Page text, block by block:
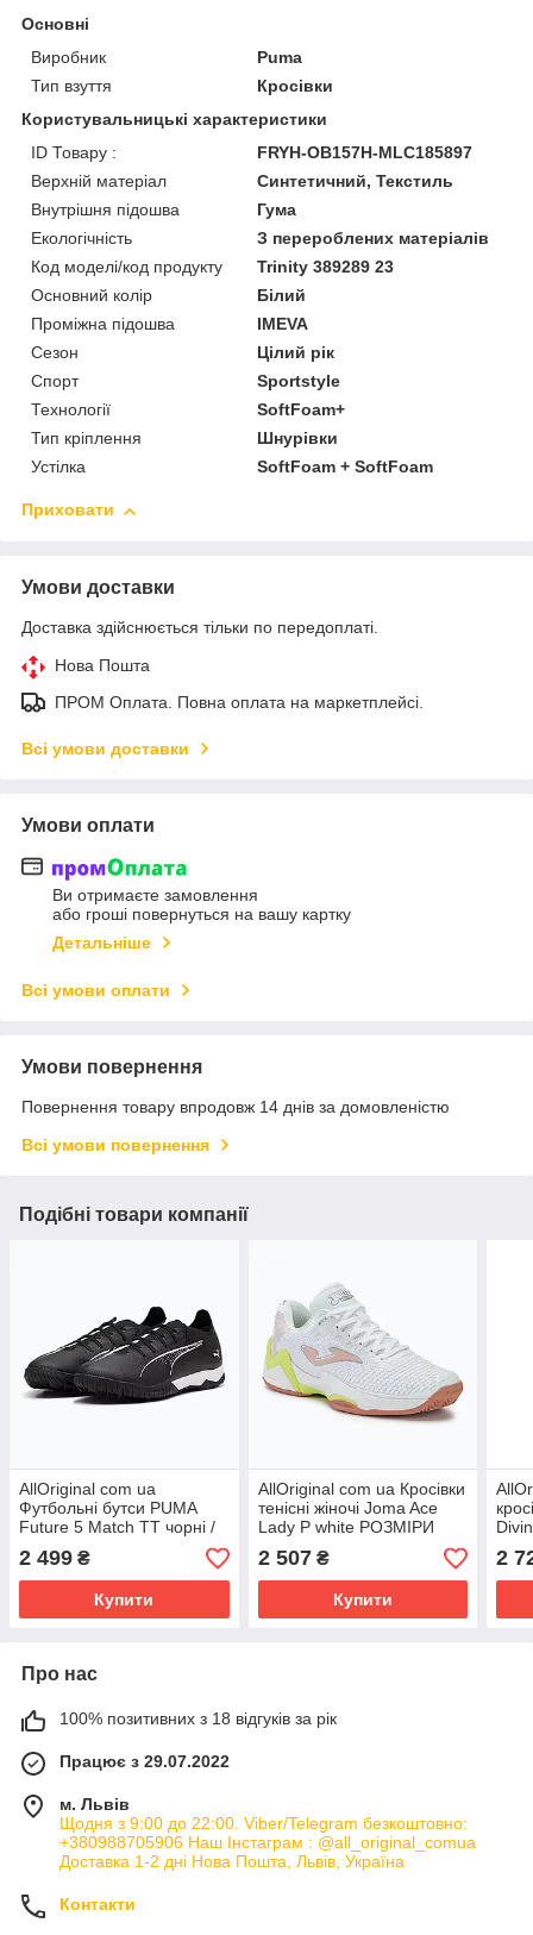
Основні
Виробник
Puma
Тип взуття
Кросівки
Користувальницькі характеристики
ID Товару :
FRYH-OB157H-MLC185897
Верхній матеріал
Синтетичний, Текстиль
Внутрішня підошва
Гума
Екологічність
З перероблених матеріалів
Код моделі/код продукту
Trinity 389289 23
Основний колір
Білий
Проміжна підошва
IMEVA
Сезон
Цілий рік
Спорт
Sportstyle
Технології
SoftFoam+
Тип кріплення
Шнурівки
Устілка
SoftFoam + SoftFoam
Приховати
Умови доставки
Доставка здійснюється тільки по передоплаті.
Нова Пошта
ПРОМ Оплата. Повна оплата на маркетплейсі.
Всі умови доставки
Умови оплати
Ви отримаєте замовлення
або гроші повернуться на вашу картку
Детальніше
Всі умови оплати
Умови повернення
Повернення товару впродовж 14 днів за домовленістю
Всі умови повернення
Подібні товари компанії
AllOriginal com ua
Футбольні бутси PUMA
Future 5 Match TT чорні /
білі / пума чорні / пума білі
РОЗМІРИ
2 499 ₴
Купити
AllOriginal com ua Кросівки
тенісні жіночі Joma Ace
Lady P white РОЗМІРИ
ЗАПИТУЙТЕ
2 507₴
Купити
2
Про нас
100% позитивних з 18 відгуків за рік
Працює з 29.07.2022
м. Львів
Щодня з 9:00 до 22:00. Viber/Telegram безкоштовно:
+380988705906 Наш Інстаграм : @all_original_comua
Доставка 1-2 дні Нова Пошта, Львів, Україна
Контакти